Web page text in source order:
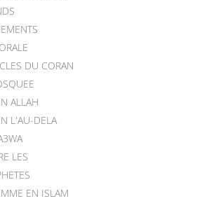
DU CORAN
ALLAH
L'AU-DELA
LES
EN ISLAM